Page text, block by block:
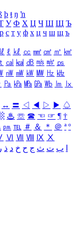
þ ŧ ŋ ŉ
У Ф Х Ц Ч Ш Щ Ъ
р с т у ф х ц ч ш щ ъ
ℓ ㎘ ㏄ ㎣ ㎤ ㎥ ㎦
㎈ ㎉ ㏈ ㎧ ㎨ ㎰
㎻ ㎽ ㎾ ㎿ ㎐ ㎑
㎩ ㎪ ㎫ ㎬ ㏝ ㏐
㏓
↔ 〓 ◁ ◀ ▷ ▶ ♤
♨ ☏ ☎ ☜ ☞ ¶ †
㏘ ℡ ＃ ＆ ＊ ＠ ª º
Ⅵ Ⅶ Ⅷ Ⅸ Ⅹ
ب ت ث ج ح خ د ذ ر